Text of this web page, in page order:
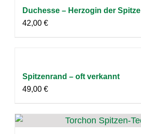
Duchesse – Herzogin der Spitze
42,00 €
Spitzenrand – oft verkannt
49,00 €